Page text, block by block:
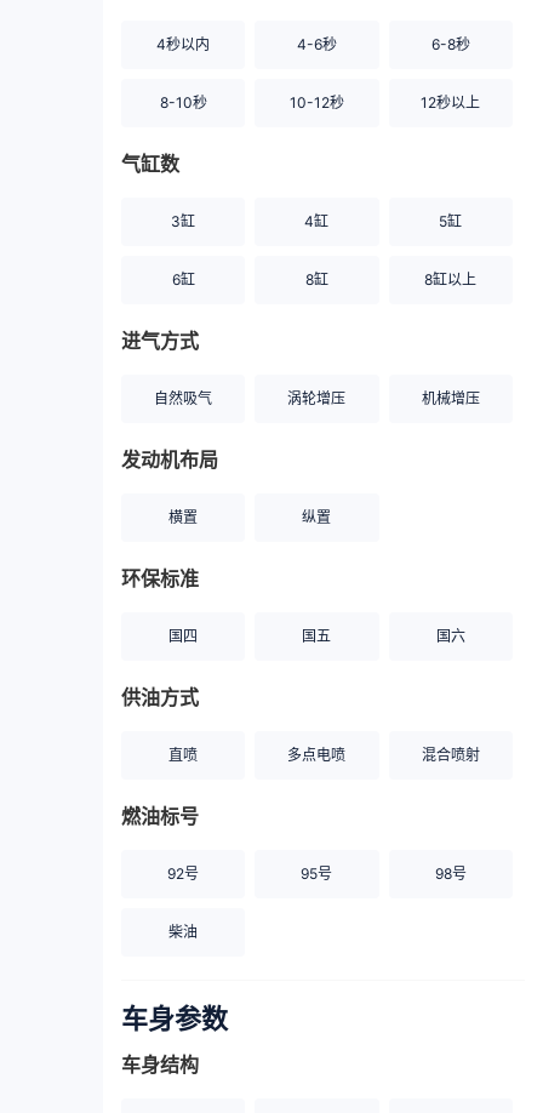
4秒以内 4-6秒 6-8秒
8-10秒 10-12秒 12秒以上
气缸数
3缸 4缸 5缸
6缸 8缸 8缸以上
进气方式
自然吸气 涡轮增压 机械增压
发动机布局
横置 纵置
环保标准
国四 国五 国六
供油方式
直喷 多点电喷 混合喷射
燃油标号
92号 95号 98号
柴油
车身参数
车身结构